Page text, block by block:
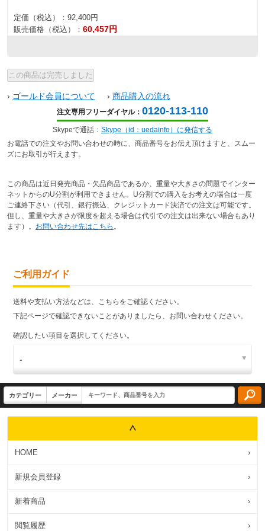
定価（税込）： 92,400円
販売価格（税込）： 60,457円
› ゴールド会員について › 商品購入の流れ
注文専用フリーダイヤル： 0120-113-110
Skypeで通話： Skype（id：uedainfo）に発信する
お電話での注文やお問い合わせの時に、商品番号をお伝え頂けますと、スムー
ズにお取引が行えます。
この商品は近日発売商品・欠品商品であるか、重量や大きさの問題でインター
ネットからのU分割が利用できません。U分割での購入をお考えの場合は一度
ご連絡下さい（代引、銀行振込、クレジットカード決済での注文は可能です。
但し、重量や大きさが限度を超える場合は代引での注文は出来ない場合もあり
ます）。 お問い合わせ先はこちら 。
ご利用ガイド
送料や支払い方法などは、こちらをご確認ください。
下記ページで確認できないことがありましたら、お問い合わせください。
確認したい項目を選択してください。
HOME ›
新規会員登録 ›
新着商品 ›
閲覧履歴 ›